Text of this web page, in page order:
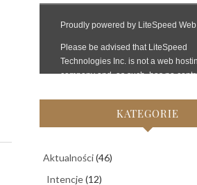
KATEGORIE
Aktualności(46)
Intencje(12)